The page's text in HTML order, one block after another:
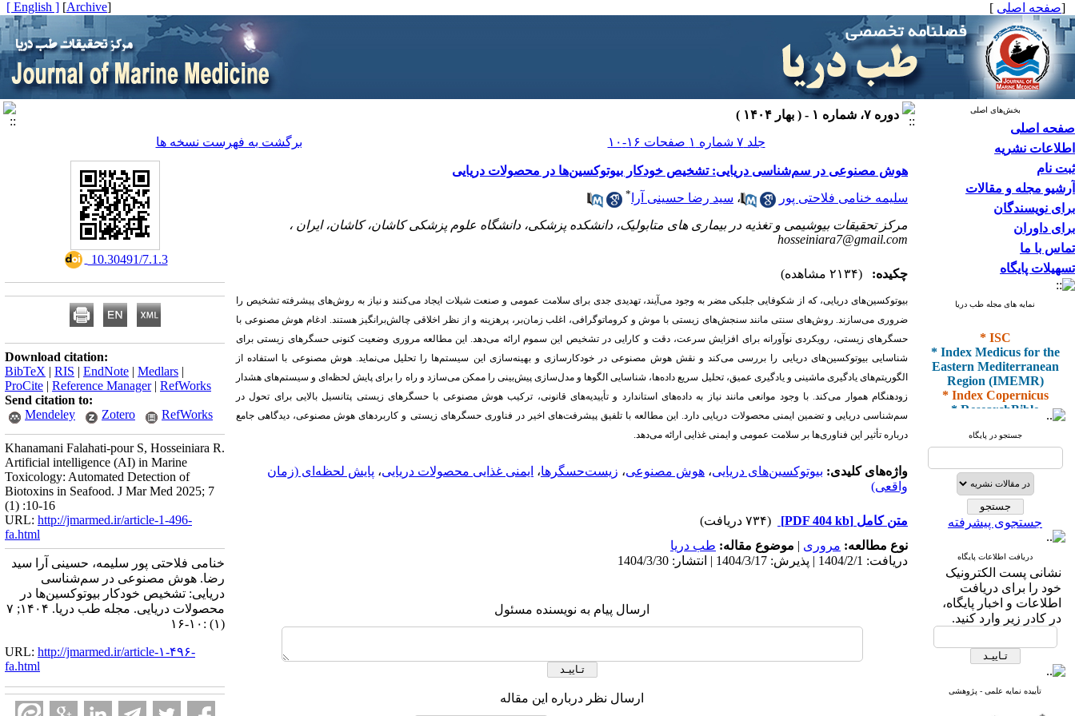
[صفحه اصلی ]
[
Archive
]
[ English ]
بخش‌های اصلی
صفحه اصلی
اطلاعات نشریه
ثبت نام
آرشیو مجله و مقالات
برای نویسندگان
برای داوران
تماس با ما
تسهیلات پایگاه
نمایه های مجله طب دریا
* ISC
* Index Medicus for the
Eastern Mediterranean
Region (IMEMR)
* Index Copernicus
* ResearchBible
* I2OR
* ROAD
* Scientific Indexing
Services
* SID
* Magiran
* Google Scholar
و دارای رتبه علمی
پژوهشی
از کمیسیون نشریات
وزارت بهداشت و درمان
* Index Medicus for the
جستجو در پایگاه
جستجوی پیشرفته
دریافت اطلاعات پایگاه
نشانی پست الکترونیک
خود را برای دریافت
اطلاعات و اخبار پایگاه،
در کادر زیر وارد کنید.
تأییده نمایه علمی - پژوهشی
دوره ۷، شماره ۱ - ( بهار ۱۴۰۴ )
جلد ۷ شماره ۱ صفحات ۱۶-۱۰
برگشت به فهرست نسخه ها
هوش مصنوعی در سم‌شناسی دریایی: تشخیص خودکار بیوتوکسین‌ها در محصولات دریایی
سلیمه خنامی فلاحتی پور ، سید رضا حسینی آرا *
مرکز تحقیقات بیوشیمی و تغذیه در بیماری های متابولیک، دانشکده پزشکی، دانشگاه علوم پزشکی کاشان، کاشان، ایران ،
hosseiniara7@gmail.com
چکیده: (۲۱۳۴ مشاهده)
بیوتوکسین‌های دریایی، که از شکوفایی جلبکی مضر به وجود می‌آیند، تهدیدی جدی برای سلامت عمومی و صنعت شیلات ایجاد می‌کنند و نیاز به روش‌های پیشرفته تشخیص را
ضروری می‌سازند. روش‌های سنتی مانند سنجش‌های زیستی با موش و کروماتوگرافی، اغلب زمان‌بر، پرهزینه و از نظر اخلاقی چالش‌برانگیز هستند. ادغام هوش مصنوعی با
حسگرهای زیستی، رویکردی نوآورانه برای افزایش سرعت، دقت و کارایی در تشخیص این سموم ارائه می‌دهد. اینمطالعه مروری وضعیت کنونی حسگرهای زیستی برای
شناسایی بیوتوکسین‌های دریایی را بررسی می‌کند و نقش هوش مصنوعی در خودکارسازی و بهینه‌سازی این سیستم‌ها را تحلیل می‌نماید. هوش مصنوعی با استفاده از
الگوریتم‌های یادگیری ماشینی و یادگیری عمیق، تحلیل سریع داده‌ها، شناسایی الگوها و مدل‌سازی پیش‌بینی را ممکن می‌سازد و راه را برای پایش لحظه‌ای و سیستم‌های هشدار
زودهنگام هموار می‌کند. با وجود موانعی مانند نیاز به داده‌های استاندارد و تأییدیه‌های قانونی، ترکیب هوش مصنوعی با حسگرهای زیستی پتانسیل بالایی برای تحول در
سم‌شناسی دریایی و تضمین ایمنی محصولات دریایی دارد. این مطالعه با تلفیق پیشرفت‌های اخیر در فناوری حسگرهای زیستی و کاربردهای هوش مصنوعی، دیدگاهی جامع
درباره تأثیر این فناوری‌ها بر سلامت عمومی و ایمنی غذایی ارائه می‌دهد.
واژه‌های کلیدی: بیوتوکسین‌های دریایی، هوش مصنوعی، زیست‌حسگرها، ایمنی غذایی محصولات دریایی، پایش لحظه‌ای (زمان
واقعی)
متن کامل [PDF 404 kb]
(۷۳۴ دریافت)
نوع مطالعه: مروری | موضوع مقاله: طب دریا
دریافت: 1404/2/1 | پذیرش: 1404/3/17 | انتشار: 1404/3/30
ارسال پیام به نویسنده مسئول
ارسال نظر درباره این مقاله
‎ 10.30491/7.1.3
Download citation:
BibTeX | RIS | EndNote | Medlars |
ProCite | Reference Manager| RefWorks
Send citation to:
Mendeley
Zotero RefWorks
Khanamani Falahati-pour S, Hosseiniara R.
Artificial intelligence (AI) in Marine
Toxicology: Automated Detection of
Biotoxins in Seafood. J Mar Med 2025; 7
(1) :10-16
URL: http://jmarmed.ir/article-1-496-
fa.html
خنامی فلاحتی پور سلیمه، حسینی آرا سید
رضا. هوش مصنوعی در سم‌شناسی
دریایی: تشخیص خودکار بیوتوکسین‌ها در
محصولات دریایی. مجله طب دریا. ۱۴۰۴; ۷
(۱) :۱۰-۱۶
URL: http://jmarmed.ir/article-۱-۴۹۶-
fa.html